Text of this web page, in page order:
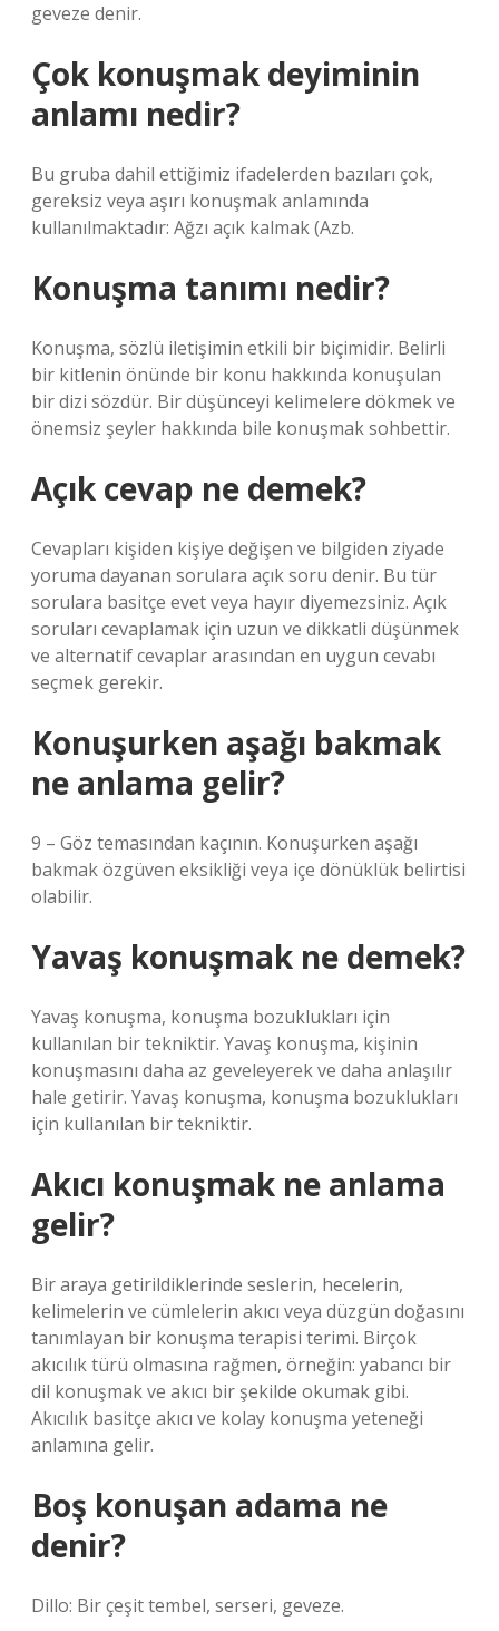
geveze denir.
Çok konuşmak deyiminin
anlamı nedir?
Bu gruba dahil ettiğimiz ifadelerden bazıları çok,
gereksiz veya aşırı konuşmak anlamında
kullanılmaktadır: Ağzı açık kalmak (Azb.
Konuşma tanımı nedir?
Konuşma, sözlü iletişimin etkili bir biçimidir. Belirli
bir kitlenin önünde bir konu hakkında konuşulan
bir dizi sözdür. Bir düşünceyi kelimelere dökmek ve
önemsiz şeyler hakkında bile konuşmak sohbettir.
Açık cevap ne demek?
Cevapları kişiden kişiye değişen ve bilgiden ziyade
yoruma dayanan sorulara açık soru denir. Bu tür
sorulara basitçe evet veya hayır diyemezsiniz. Açık
soruları cevaplamak için uzun ve dikkatli düşünmek
ve alternatif cevaplar arasından en uygun cevabı
seçmek gerekir.
Konuşurken aşağı bakmak
ne anlama gelir?
9 – Göz temasından kaçının. Konuşurken aşağı
bakmak özgüven eksikliği veya içe dönüklük belirtisi
olabilir.
Yavaş konuşmak ne demek?
Yavaş konuşma, konuşma bozuklukları için
kullanılan bir tekniktir. Yavaş konuşma, kişinin
konuşmasını daha az geveleyerek ve daha anlaşılır
hale getirir. Yavaş konuşma, konuşma bozuklukları
için kullanılan bir tekniktir.
Akıcı konuşmak ne anlama
gelir?
Bir araya getirildiklerinde seslerin, hecelerin,
kelimelerin ve cümlelerin akıcı veya düzgün doğasını
tanımlayan bir konuşma terapisi terimi. Birçok
akıcılık türü olmasına rağmen, örneğin: yabancı bir
dil konuşmak ve akıcı bir şekilde okumak gibi.
Akıcılık basitçe akıcı ve kolay konuşma yeteneği
anlamına gelir.
Boş konuşan adama ne
denir?
Dillo: Bir çeşit tembel, serseri, geveze.